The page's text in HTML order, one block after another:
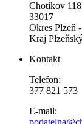
Chotíkov 118
33017
Okres Plzeň
Kraj
Kontakt
Telefon:
377 821 573
E-mail: